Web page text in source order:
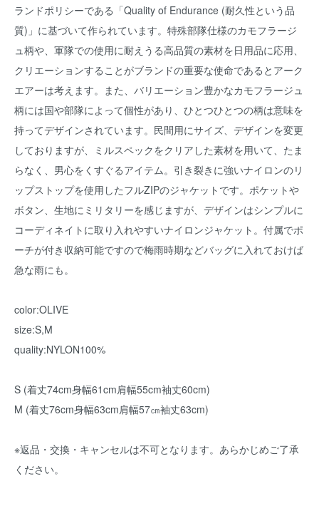
ランドポリシーである「Quality of Endurance (耐久性という品
質)」に基づいて作られています。特殊部隊仕様のカモフラージ
ュ柄や、軍隊での使用に耐えうる高品質の素材を日用品に応用、
クリエーションすることがブランドの重要な使命であるとアーク
エアーは考えます。また、バリエーション豊かなカモフラージュ
柄には国や部隊によって個性があり、ひとつひとつの柄は意味を
持ってデザインされています。民間用にサイズ、デザインを変更
しておりますが、ミルスペックをクリアした素材を用いて、たま
らなく、男心をくすぐるアイテム。引き裂きに強いナイロンのリ
ップストップを使用したフルZIPのジャケットです。ポケットや
ボタン、生地にミリタリーを感じますが、デザインはシンプルに
コーディネイトに取り入れやすいナイロンジャケット。付属でポ
ーチが付き収納可能ですので梅雨時期などバッグに入れておけば
急な雨にも。
color:OLIVE
size:S,M
quality:NYLON100%
S (着丈74cm身幅61cm肩幅55cm袖丈60cm)
M (着丈76cm身幅63cm肩幅57㎝袖丈63cm)
※返品・交換・キャンセルは不可となります。あらかじめご了承
ください。